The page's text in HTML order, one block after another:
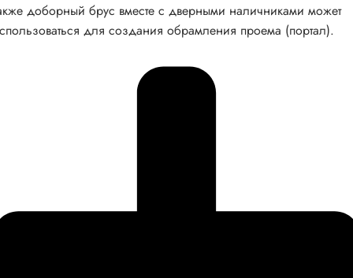
доборный брус вместе с дверными наличниками может
для создания обрамления проема (портал).